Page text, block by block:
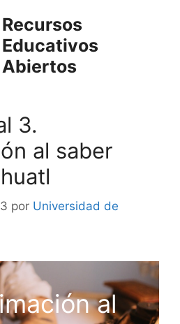
Recursos
Educativos
Abiertos
3.
al saber
por Universidad de
al